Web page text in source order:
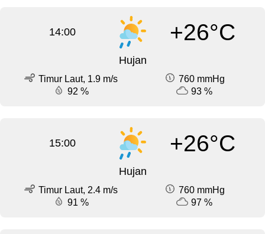
14:00 +26°C
Hujan
Timur Laut, 1.9 m/s
760 mmHg
92 %
93 %
15:00 +26°C
Hujan
Timur Laut, 2.4 m/s
760 mmHg
91 %
97 %